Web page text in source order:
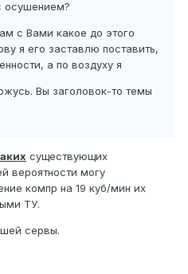
осушением?
с Вами какое до этого
я его заставлю поставить,
а по воздуху я
Вы заголовок-то темы
существующих
вероятности могу
компр на 19 куб/мин их
ТУ.
сервы.